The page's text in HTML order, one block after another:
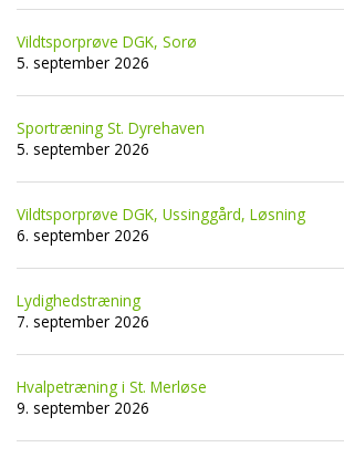
Vildtsporprøve DGK, Sorø
5. september 2026
Sportræning St. Dyrehaven
5. september 2026
Vildtsporprøve DGK, Ussinggård, Løsning
6. september 2026
Lydighedstræning
7. september 2026
Hvalpetræning i St. Merløse
9. september 2026